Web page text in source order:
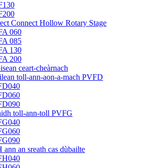
Connect Hollow Rotary Stage
060
085
130
200
ceart-cheàrnach
toll-ann-aon-a-mach PVFD
toll-ann-toll PVFG
an sreath cas dùbailte